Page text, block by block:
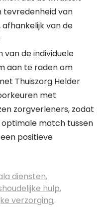
tevredenheid van
van de
de individuele
aan te raden om
Thuiszorg Helder
met
zorgverleners, zodat
optimale match tussen
positieve
diensten,
hulp,
verzorging,